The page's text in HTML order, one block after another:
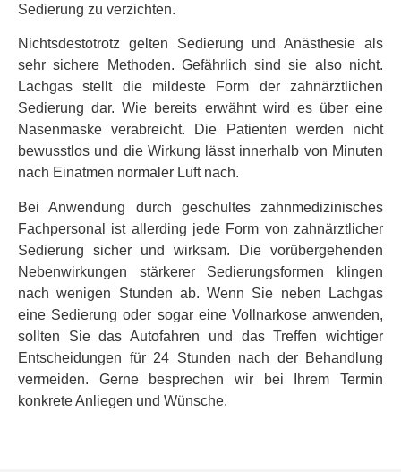
Sedierung zu verzichten.
Nichtsdestotrotz gelten Sedierung und Anästhesie als
sehr sichere Methoden. Gefährlich sind sie also nicht.
Lachgas stellt die mildeste Form der zahnärztlichen
Sedierung dar. Wie bereits erwähnt wird es über eine
Nasenmaske verabreicht. Die Patienten werden nicht
bewusstlos und die Wirkung lässt innerhalb von Minuten
nach Einatmen normaler Luft nach.
Bei Anwendung durch geschultes zahnmedizinisches
Fachpersonal ist allerding jede Form von zahnärztlicher
Sedierung sicher und wirksam. Die vorübergehenden
Nebenwirkungen stärkerer Sedierungsformen klingen
nach wenigen Stunden ab. Wenn Sie neben Lachgas
eine Sedierung oder sogar eine Vollnarkose anwenden,
sollten Sie das Autofahren und das Treffen wichtiger
Entscheidungen für 24 Stunden nach der Behandlung
vermeiden. Gerne besprechen wir bei Ihrem Termin
konkrete Anliegen und Wünsche.